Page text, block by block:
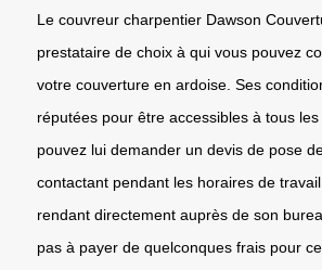
Le couvreur charpentier Dawson
prestataire de choix à qui vous pouvez
votre couverture en ardoise. Ses
réputées pour être accessibles à tous
pouvez lui demander un devis de pose
contactant pendant les horaires de
rendant directement auprès de son
pas à payer de quelconques frais pour